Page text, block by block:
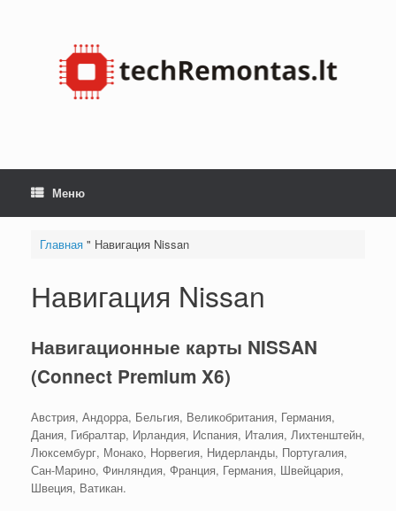
Меню
Главная" Навигация Nissan
Навигация Nissan
Навигационные карты NISSAN
(Connect Premium X6)
Австрия, Андорра, Бельгия, Великобритания, Германия,
Дания, Гибралтар, Ирландия, Испания, Италия, Лихтенштейн,
Люксембург, Монако, Норвегия, Нидерланды, Португалия,
Сан-Марино, Финляндия, Франция, Германия, Швейцария,
Швеция, Ватикан.